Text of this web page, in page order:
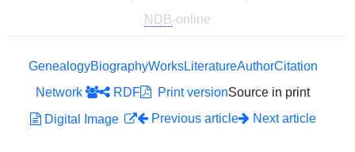
NDB-online
GenealogyBiographyWorksLiteratureAuthorCitation
Network
RDF Print versionSource in print
Digital Image
Previous article Next article